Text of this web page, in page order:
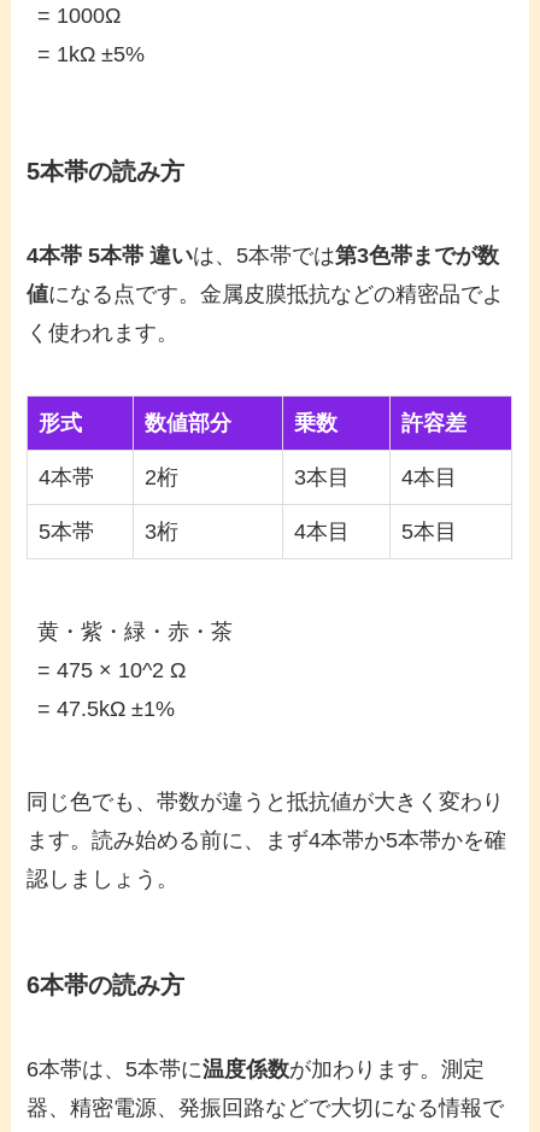
= 1000Ω
= 1kΩ ±5%
5本帯の読み方
4本帯 5本帯 違いは、5本帯では第3色帯までが数
値になる点です。金属皮膜抵抗などの精密品でよ
く使われます。
形式 数値部分 乗数 許容差
4本帯 2桁 3本目 4本目
5本帯 3桁 4本目 5本目
黄・紫・緑・赤・茶
= 475 × 10^2 Ω
= 47.5kΩ ±1%
同じ色でも、帯数が違うと抵抗値が大きく変わり
ます。読み始める前に、まず4本帯か5本帯かを確
認しましょう。
6本帯の読み方
6本帯は、5本帯に温度係数が加わります。測定
器、精密電源、発振回路などで大切になる情報で